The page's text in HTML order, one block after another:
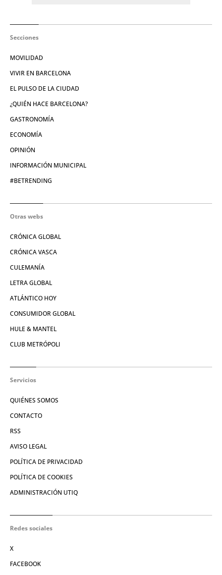
Secciones
MOVILIDAD
VIVIR EN BARCELONA
EL PULSO DE LA CIUDAD
¿QUIÉN HACE BARCELONA?
GASTRONOMÍA
ECONOMÍA
OPINIÓN
INFORMACIÓN MUNICIPAL
#BETRENDING
Otras webs
CRÓNICA GLOBAL
CRÓNICA VASCA
CULEMANÍA
LETRA GLOBAL
ATLÁNTICO HOY
CONSUMIDOR GLOBAL
HULE & MANTEL
CLUB METRÓPOLI
Servicios
QUIÉNES SOMOS
CONTACTO
RSS
AVISO LEGAL
POLÍTICA DE PRIVACIDAD
POLÍTICA DE COOKIES
ADMINISTRACIÓN UTIQ
Redes sociales
X
FACEBOOK